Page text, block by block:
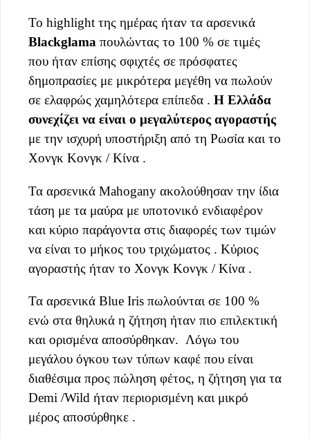
To highlight της ημέρας ήταν τα αρσενικά
Blackglama πουλώντας το 100 % σε τιμές
που ήταν επίσης σφιχτές σε πρόσφατες
δημοπρασίες με μικρότερα μεγέθη να πωλούν
σε ελαφρώς χαμηλότερα επίπεδα . Η Ελλάδα
συνεχίζει να είναι ο μεγαλύτερος αγοραστής
με την ισχυρή υποστήριξη από τη Ρωσία και το
Χονγκ Κονγκ / Κίνα .
Τα αρσενικά Mahogany ακολούθησαν την ίδια
τάση με τα μαύρα με υποτονικό ενδιαφέρον
και κύριο παράγοντα στις διαφορές των τιμών
να είναι το μήκος του τριχώματος . Κύριος
αγοραστής ήταν το Χονγκ Κονγκ / Κίνα .
Τα αρσενικά Blue Iris πωλούνται σε 100 %
ενώ στα θηλυκά η ζήτηση ήταν πιο επιλεκτική
και ορισμένα αποσύρθηκαν. Λόγω του
μεγάλου όγκου των τύπων καφέ που είναι
διαθέσιμα προς πώληση φέτος, η ζήτηση για τα
Demi /Wild ήταν περιορισμένη και μικρό
μέρος αποσύρθηκε .